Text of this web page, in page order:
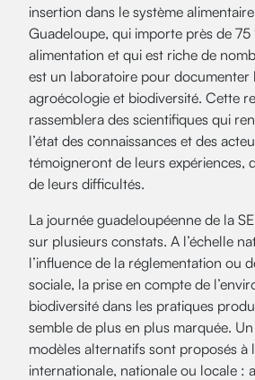
insertion dans le système
Guadeloupe, qui importe près de 75
alimentation et qui est riche de
est un laboratoire pour documenter
agroécologie et biodiversité. Cette
rassemblera des scientifiques qui
l’état des connaissances et des
témoigneront de leurs expériences,
de leurs difficultés.
La journée guadeloupéenne de la
sur plusieurs constats. A l’échelle
l’influence de la réglementation ou
sociale, la prise en compte de
biodiversité dans les pratiques
semble de plus en plus marquée.
modèles alternatifs sont proposés à
internationale, nationale ou locale :